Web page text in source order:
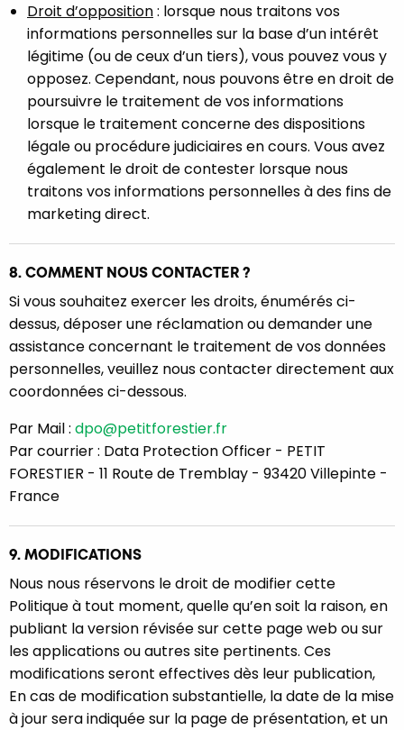
Droit d’opposition: lorsque nous traitons vos
informations personnelles sur la base d’un intérêt
légitime (ou de ceux d’un tiers), vous pouvez vous y
opposez. Cependant, nous pouvons être en droit de
poursuivre le traitement de vos informations
lorsque le traitement concerne des dispositions
légale ou procédure judiciaires en cours. Vous avez
également le droit de contester lorsque nous
traitons vos informations personnelles à des fins de
marketing direct.
8. COMMENT NOUS CONTACTER ?
Si vous souhaitez exercer les droits, énumérés ci-
dessus, déposer une réclamation ou demander une
assistance concernant le traitement de vos données
personnelles, veuillez nous contacter directement aux
coordonnées ci-dessous.
Par Mail : dpo@petitforestier.fr
Par courrier : Data Protection Officer - PETIT
FORESTIER - 11 Route de Tremblay - 93420 Villepinte -
France
9. MODIFICATIONS
Nous nous réservons le droit de modifier cette
Politique à tout moment, quelle qu’en soit la raison, en
publiant la version révisée sur cette page web ou sur
les applications ou autres site pertinents. Ces
modifications seront effectives dès leur publication,
En cas de modification substantielle, la date de la mise
à jour sera indiquée sur la page de présentation, et un